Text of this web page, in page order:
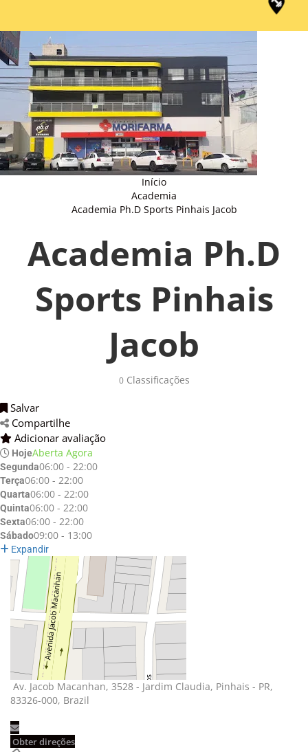
Início
Academia
Academia Ph.D Sports Pinhais Jacob
Academia Ph.D
Sports Pinhais
Jacob
0Classificações
Salvar
Compartilhe
Adicionar avaliação
HojeAberta Agora
Segunda06:00 - 22:00
Terça06:00 - 22:00
Quarta06:00 - 22:00
Quinta06:00 - 22:00
Sexta06:00 - 22:00
Sábado09:00 - 13:00
Expandir
Av. Jacob Macanhan, 3528 - Jardim Claudia, Pinhais - PR,
83326-000, Brazil
Obter direções